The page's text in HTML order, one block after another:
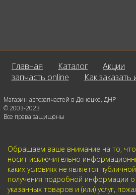
Главная Каталог Акции
запчасть online
Как заказать
Магазин автозапчастей в Донецке, ДНР
© 2003-2023
Все права защищены
Обращаем ваше внимание на то,
носит исключительно
каких условиях не является
получения подробной информации
указанных товаров и (или) услуг,